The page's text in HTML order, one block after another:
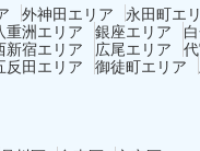
外神田エリア
永田町エ
重洲エリア 銀座エリア
新宿エリア 広尾エリア
反田エリア 御徒町エリア